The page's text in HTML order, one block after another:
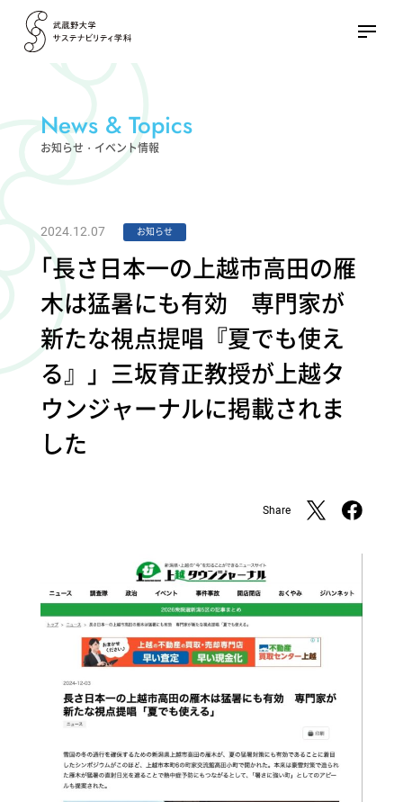
News & Topics
お知らせ・イベント情報
2024.12.07 お知らせ
「長さ日本一の上越市高田の雁
木は猛暑にも有効 専門家が
新たな視点提唱『夏でも使え
る』」三坂育正教授が上越タ
ウンジャーナルに掲載されま
した
Share